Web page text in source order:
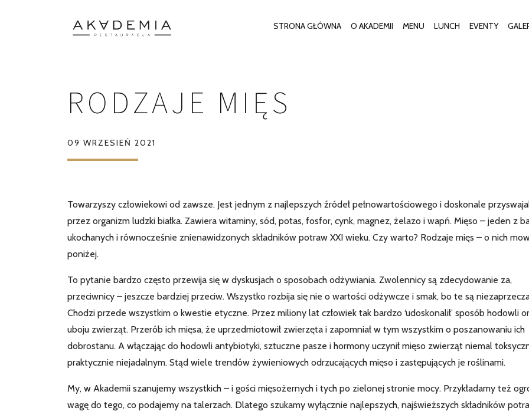
STRONA GŁÓWNA O AKADEMII MENU LUNCH EVENTY
RODZAJE MIĘS
09 WRZESIEŃ 2021
Towarzyszy człowiekowi od zawsze. Jest jednym z najlepszych źródeł pełnowartościowego i doskonale
przez organizm ludzki białka. Zawiera witaminy, sód, potas, fosfor, cynk, magnez, żelazo i wapń. Mięso – jeden z
ukochanych i równocześnie znienawidzonych składników potraw XXI wieku. Czy warto? Rodzaje mięs – o nich
poniżej.
To pytanie bardzo często przewija się w dyskusjach o sposobach odżywiania. Zwolennicy są zdecydowanie za,
przeciwnicy – jeszcze bardziej przeciw. Wszystko rozbija się nie o wartości odżywcze i smak, bo te są
Chodzi przede wszystkim o kwestie etyczne. Przez miliony lat człowiek tak bardzo ‘udoskonalił’ sposób hodowli
uboju zwierząt. Przerób ich mięsa, że uprzedmiotowił zwierzęta i zapomniał w tym wszystkim o poszanowaniu ich
dobrostanu. A włączając do hodowli antybiotyki, sztuczne pasze i hormony uczynił mięso zwierząt niemal
praktycznie niejadalnym. Stąd wiele trendów żywieniowych odrzucających mięso i zastępujących je roślinami.
My, w Akademii szanujemy wszystkich – i gości mięsożernych i tych po zielonej stronie mocy. Przykładamy też
wagę do tego, co podajemy na talerzach. Dlatego szukamy wyłącznie najlepszych, najświeższych składników